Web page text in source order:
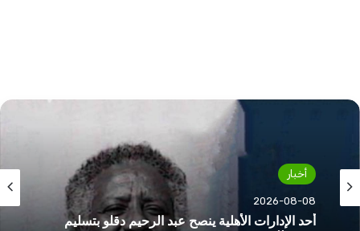
أخبار
2026-08-08
أحد الإدارات الأهلية ينصح عبد الرحيم دقلو بتسليم